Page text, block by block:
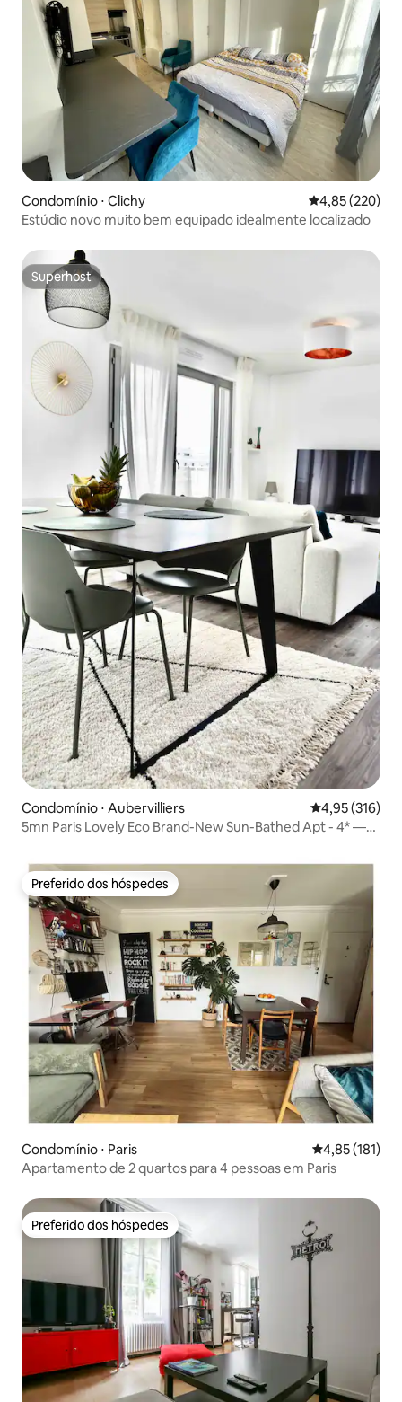
Condomínio ⋅ Clichy 4,85 de uma
4,85 (220)
Estúdio novo muito bem equipado idealmente localizado
Superhost
Superhost
Condomínio ⋅ Aubervilliers 4,95 de uma
4,95 (316)
5mn Paris Lovely Eco Brand-New Sun-Bathed Apt - 4* —
Preferido dos hóspedes
Preferido dos hóspedes
Condomínio ⋅ Paris 4,85 de uma
4,85 (181)
Apartamento de 2 quartos para 4 pessoas em Paris
Preferido dos hóspedes
Preferido dos hóspedes